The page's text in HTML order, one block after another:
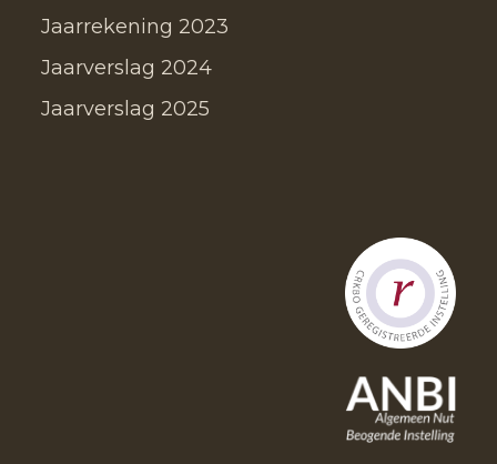
Jaarrekening 2023
Jaarverslag 2024
Jaarverslag 2025